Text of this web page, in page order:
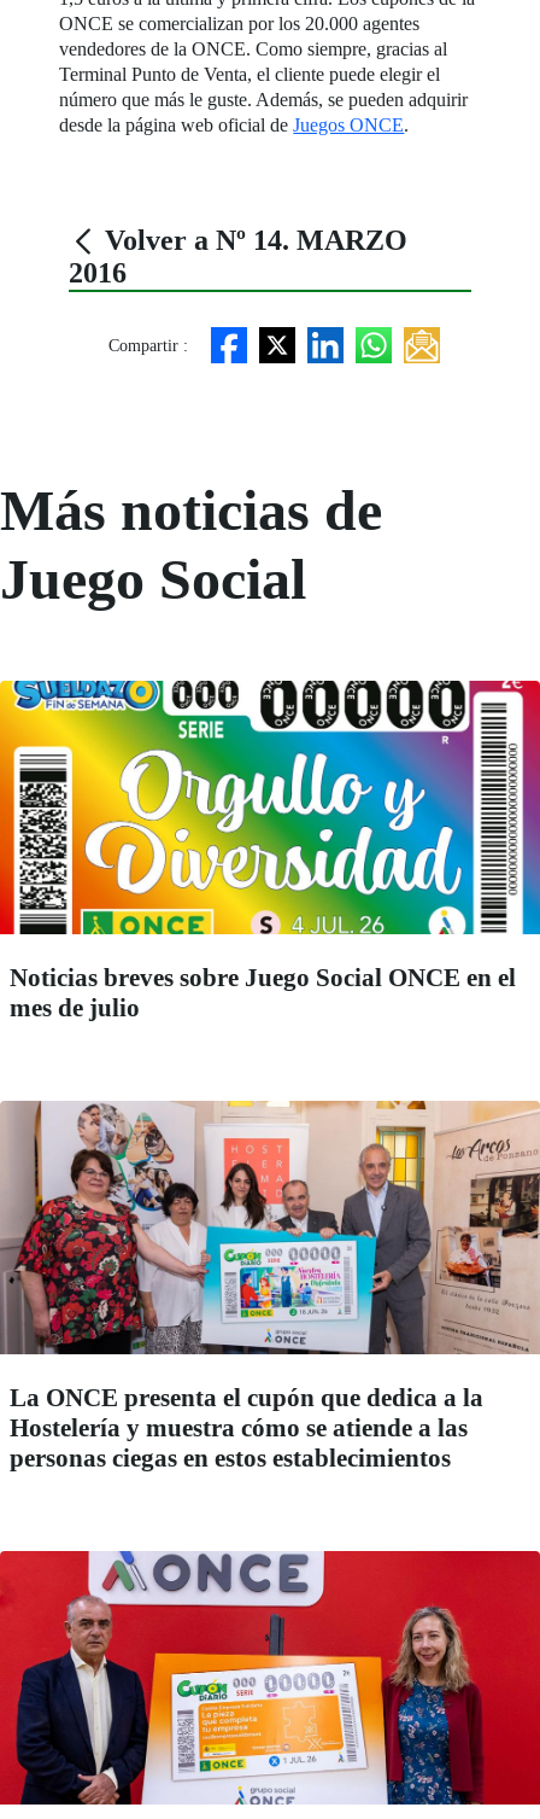
ONCE se comercializan por los 20.000 agentes
vendedores de la ONCE. Como siempre, gracias al
Terminal Punto de Venta, el cliente puede elegir el
número que más le guste. Además, se pueden adquirir
desde la página web oficial deJuegos ONCE.
Volver a Nº 14. MARZO
2016
Compartir :
Más noticias de
Juego Social
Noticias breves sobre Juego Social ONCE en el
mes de julio
La ONCE presenta el cupón que dedica a la
Hostelería y muestra cómo se atiende a las
personas ciegas en estos establecimientos